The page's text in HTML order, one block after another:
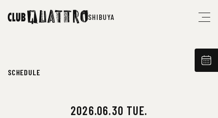
SHIBUYA
SCHEDULE
2026.06.30 TUE.